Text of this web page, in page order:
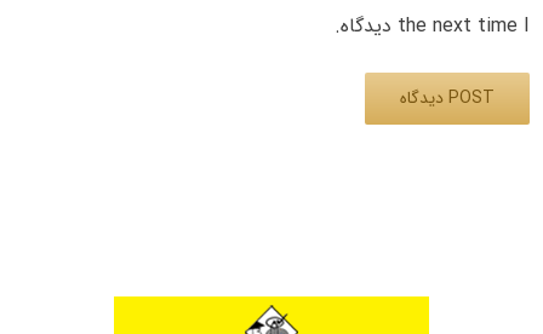
the next time I دیدگاه.